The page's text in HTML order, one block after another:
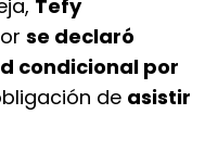
Tefy
se declaró
condicional por
de asistir